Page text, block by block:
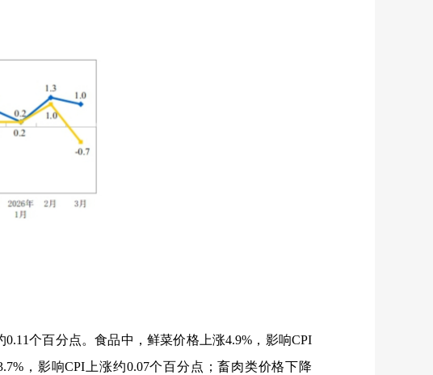
0.11个百分点。食品中，鲜菜价格上涨4.9% ，影响CPI
，影响CPI 上涨约0.07个百分点；畜肉类价格下降